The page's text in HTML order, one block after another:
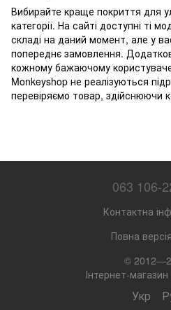
Вибирайте краще покриття для
категорії. На сайті доступні ті
складі на даний момент, але у
попереднє замовлення.
кожному бажаючому
Monkeyshop не реалізуються
перевіряємо товар, здійснюючи
063 106-
Контактна
Повна
©
Інтернет-
Укр